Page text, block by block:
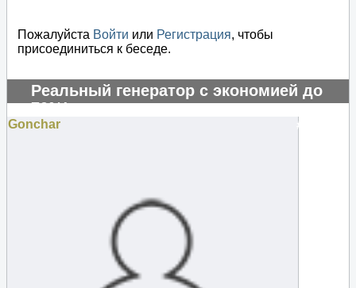
Пожалуйста Войти или Регистрация, чтобы
присоединиться к беседе.
Реальный генератор с экономией до
70%!
#131252
Gonchar